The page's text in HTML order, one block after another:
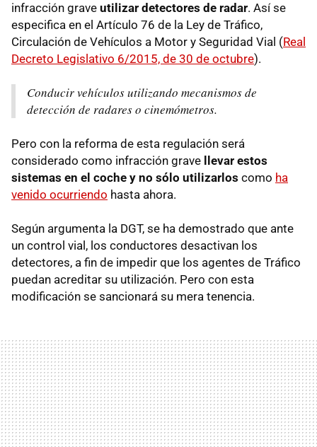
infracción grave utilizar detectores de radar. Así se
especifica en el Artículo 76 de la Ley de Tráfico,
Circulación de Vehículos a Motor y Seguridad Vial (Real
Decreto Legislativo 6/2015, de 30 de octubre).
Conducir vehículos utilizando mecanismos de
detección de radares o cinemómetros.
Pero con la reforma de esta regulación será
considerado como infracción grave
llevar estos
sistemas en el coche y no sólo utilizarlos como ha
venido ocurriendo hasta ahora.
Según argumenta la DGT, se ha demostrado que ante
un control vial, los conductores desactivan los
detectores, a fin de impedir que los agentes de Tráfico
puedan acreditar su utilización. Pero con esta
modificación se sancionará su mera tenencia.